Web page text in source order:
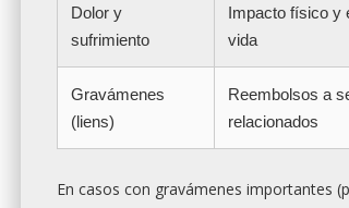
Dolor y
sufrimiento
Impacto físico y
vida
Gravámenes
(liens)
Reembolsos a
relacionados
En casos con gravámenes importantes